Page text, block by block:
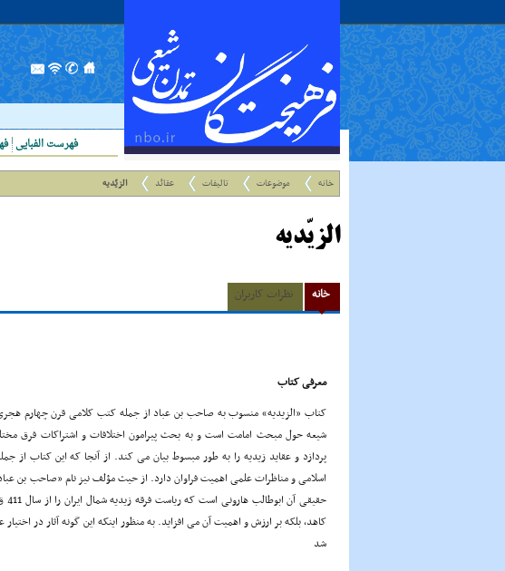
فهرست الفبایی
خانه موضوعات تالیفات عقائد الزیّدیه
الزیّدیه
خانه نظرات کاربران
معرفی کتاب
کتاب «الزیدیه» منسوب به صاحب بن عباد از جمله کتب کلامی قرن چهارم
شیعه حول مبحث امامت است و به بحث پیرامون اختلافات و اشتراکات فرق
پردازد و عقاید زیدیه را به طور مبسوط بیان می کند. از آنجا که این کتاب از
اسلامی و مناظرات علمی اهمیت فراوان دارد. از حیث مؤلف نیز نام «صاحب بن
کاهد، بلکه بر ارزش و اهمیت آن می افزاید. به منظور اینکه این گونه آثار در
شد